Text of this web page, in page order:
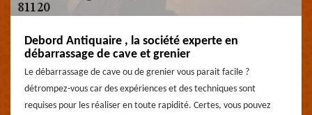
Debord Antiquaire , la société experte en
débarrassage de cave et grenier
Le débarrassage de cave ou de grenier vous parait facile ?
détrompez-vous car des expériences et des techniques sont
requises pour les réaliser en toute rapidité. Certes, vous pouvez